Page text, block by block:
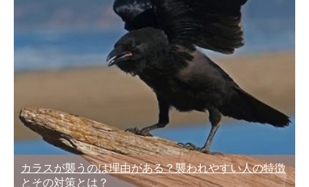
カラスが襲うのは理由がある？襲われやすい人の特徴
とその対策とは？